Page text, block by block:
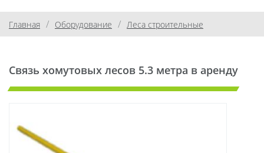
Главная / Оборудование / Леса строительные
Связь хомутовых лесов 5.3 метра в аренду